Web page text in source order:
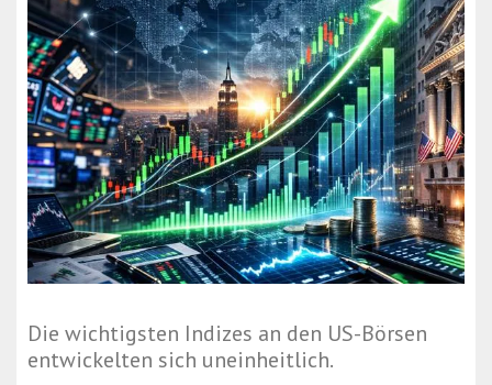
Die wichtigsten Indizes an den US-Börsen
entwickelten sich uneinheitlich.